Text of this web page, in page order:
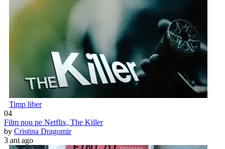
Timp liber
04
Film nou pe Netflix, The Killer
by Cristina Dragomir
3 ani ago